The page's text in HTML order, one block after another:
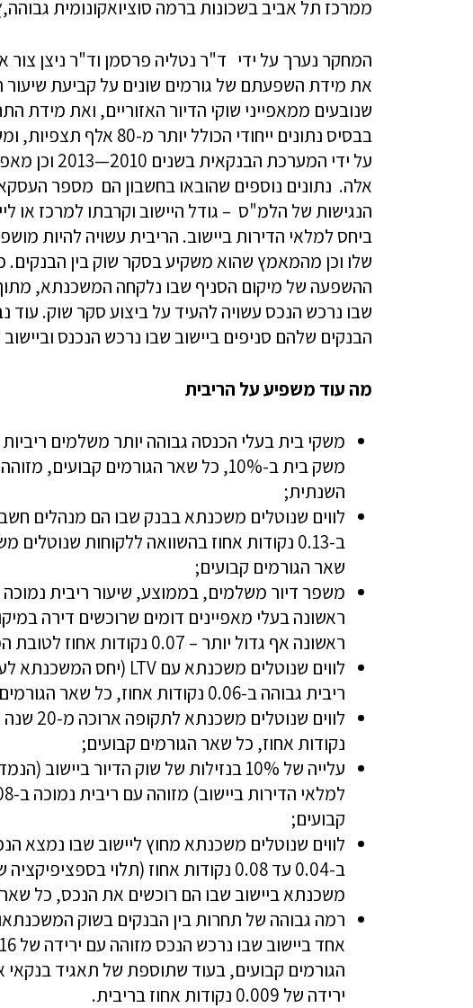
ממרכז תל אביב בשכונות ברמה סוציואקונומית
המחקר נערך על ידי ד"ר נטליה פרסמן וד"ר ניצן
את מידת השפעתם של גורמים שונים על קביעת
שנובעים ממאפייני שוקי הדיור האזוריים, ואת
בבסיס נתונים ייחודי
על ידי
אלה. נתונים נוספים שהובאו בחשבון הם מספר
הנגישות של הלמ"ס – גודל היישוב וקרבתו למרכז או
ביחס למלאי הדירות ביישוב. הריבית עשויה להיות
שלו וכן מהמאמץ שהוא משקיע בסקר שוק בין
ההשפעה של מיקום הסניף שבו נלקחה המשכנתא,
שבו נרכש הנכס עשויה להעיד על ביצוע סקר שוק. עוד
הבנקים שלהם סניפים ביישוב שבו נרכש הנכנס
מה עוד משפיע על הריבית
משקי בית בעלי הכנסה גבוהה יותר משלמים
השנתית;
לווים שנוטלים משכנתא בבנק שבו הם מנהלים
ב-0.13 נקודות אחוז בהשוואה ללקוחות
שאר הגורמים קבועים;
ראשונה בעלי מאפיינים דומים שרוכשים דירה
ראשונה אף גדול יותר – 0.07 נקודות אחוז לטובת המשקיעים;
לווים שנוטלים משכנתא עם LTV
ריבית גבוהה ב-0.06 נקודות אחוז, כל שאר הגורמים קבועים;
נקודות אחוז, כל שאר הגורמים קבועים;
עלייה של 10% בנזילות של שוק הדיור
קבועים;
לווים שנוטלים משכנתא מחוץ ליישוב שבו נמצא
ב-0.04 עד 0.08 נקודות אחוז (תלוי
משכנתא ביישוב שבו הם רוכשים את הנכס, כל שאר
רמה גבוהה של תחרות בין הבנקים בשוק
הגורמים קבועים, בעוד שתוספת של תאגיד
ירידה של 0.009 נקודות אחוז בריבית.